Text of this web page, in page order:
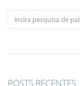
POSTS RECENTES